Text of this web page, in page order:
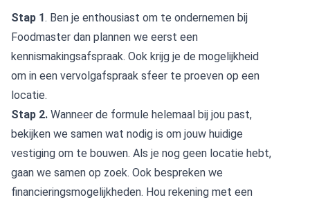
Stap 1. Ben je enthousiast om te ondernemen bij
Foodmaster dan plannen we eerst een
kennismakingsafspraak. Ook krijg je de mogelijkheid
om in een vervolgafspraak sfeer te proeven op een
locatie.
Stap 2. Wanneer de formule helemaal bij jou past,
bekijken we samen wat nodig is om jouw huidige
vestiging om te bouwen. Als je nog geen locatie hebt,
gaan we samen op zoek. Ook bespreken we
financieringsmogelijkheden. Hou rekening met een